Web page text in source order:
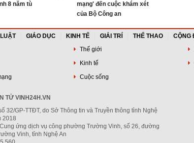
8 năm tù
mạng' đến cuộc khám xét
của Bộ Công an
GIÁO DỤC KINH TẾ GIẢI TRÍ THỂ THAO CỘNG
Thế giới
Kinh tế
Cuộc sống
TỬ VINH24H.VN
32/GP-TTĐT, do Sở Thông tin và Truyền thông tỉnh Nghệ
2018
ứng dịch vụ công phường Trường Vinh, số 26, đường
Vinh, tỉnh Nghệ An